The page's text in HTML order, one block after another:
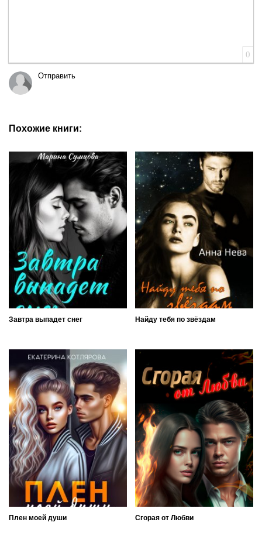
0
Отправить
Похожие книги:
Завтра выпадет снег Найду тебя по звёздам
Плен моей души Сгорая от Любви